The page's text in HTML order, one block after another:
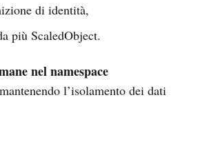
di identità,
più ScaledObject.
nel namespace
l’isolamento dei dati